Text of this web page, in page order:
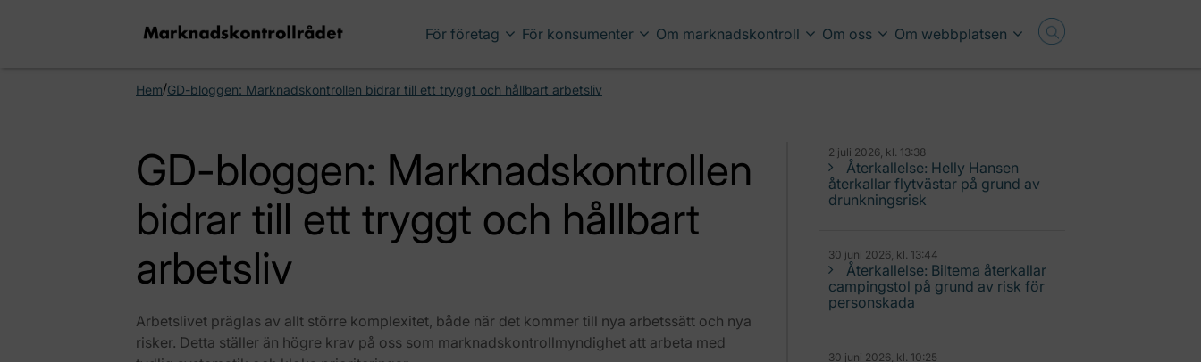
För företag För konsumenter Om marknadskontroll Om oss Om webbplatsen
Hem/GD-bloggen: Marknadskontrollen bidrar till ett tryggt och hållbart arbetsliv
GD-bloggen: Marknadskontrollen
bidrar till ett tryggt och hållbart
arbetsliv
Arbetslivet präglas av allt större komplexitet, både när det kommer till nya arbetssätt och nya
risker. Detta ställer än högre krav på oss som marknadskontrollmyndighet att arbeta med
2 juli 2026, kl. 13:38
Återkallelse: Helly Hansen
återkallar flytvästar på grund av
drunkningsrisk
30 juni 2026, kl. 13:44
Återkallelse: Biltema återkallar
campingstol på grund av risk för
personskada
30 juni 2026, kl. 10:25